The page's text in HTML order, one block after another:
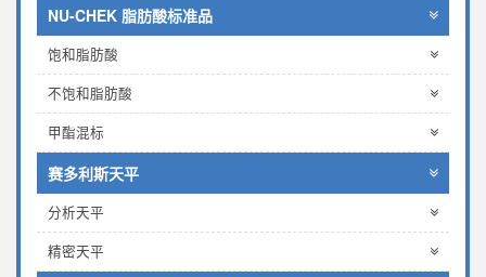
NU-CHEK 脂肪酸标准品
饱和脂肪酸
不饱和脂肪酸
甲酯混标
赛多利斯天平
分析天平
精密天平